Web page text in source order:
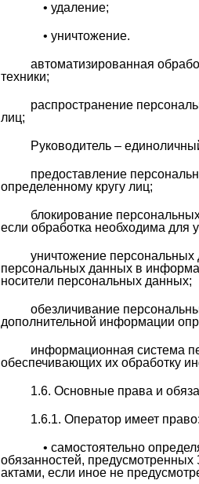
• удаление;
• уничтожение.
автоматизированная
техники;
распространение
лиц;
Руководитель –
предоставление
определенному кругу лиц;
блокирование
если обработка необходима для
уничтожение персональных
персональных данных в
носители персональных данных;
обезличивание
дополнительной информации
информационная система
обеспечивающих их обработку
1.6. Основные права и
1.6.1. Оператор имеет право:
• самостоятельно
обязанностей,
актами, если иное не